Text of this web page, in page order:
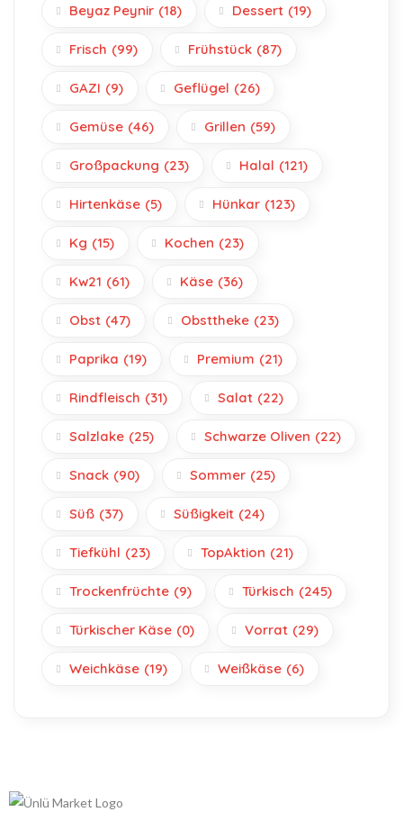
Beyaz Peynir (18) Dessert (19)
Frisch (99) Frühstück (87)
GAZI (9) Geflügel (26)
Gemüse (46) Grillen (59)
Großpackung (23) Halal (121)
Hirtenkäse (5) Hünkar (123)
Kg (15) Kochen (23)
Kw21 (61) Käse (36)
Obst (47) Obsttheke (23)
Paprika (19) Premium (21)
Rindfleisch (31) Salat (22)
Salzlake (25) Schwarze Oliven (22)
Snack (90) Sommer (25)
Süß (37) Süßigkeit (24)
Tiefkühl (23) TopAktion (21)
Trockenfrüchte (9) Türkisch (245)
Türkischer Käse (0) Vorrat (29)
Weichkäse (19) Weißkäse (6)